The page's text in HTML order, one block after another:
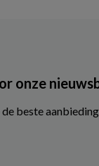
onze
beste